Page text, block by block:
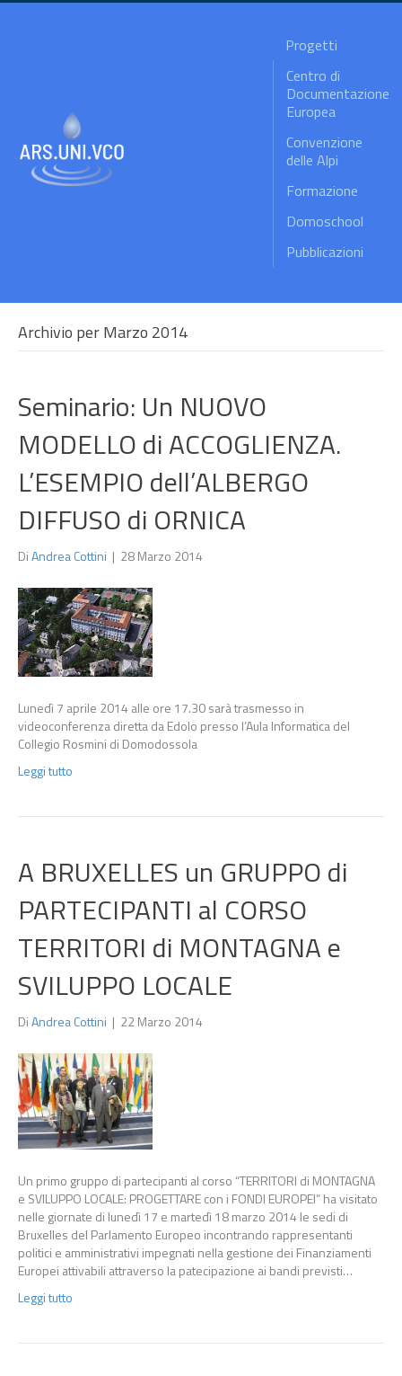
Progetti
Centro di
Documentazione
Europea
Convenzione
delle Alpi
Formazione
Domoschool
Pubblicazioni
Archivio per Marzo 2014
Seminario: Un NUOVO
MODELLO di ACCOGLIENZA.
L’ESEMPIO dell’ALBERGO
DIFFUSO di ORNICA
DiAndrea Cottini | 28 Marzo 2014
Lunedì 7 aprile 2014 alle ore 17.30 sarà trasmesso in
videoconferenza diretta da Edolo presso l’Aula Informatica del
Collegio Rosmini di Domodossola
Leggi tutto
A BRUXELLES un GRUPPO di
PARTECIPANTI al CORSO
TERRITORI di MONTAGNA e
SVILUPPO LOCALE
DiAndrea Cottini | 22 Marzo 2014
Un primo gruppo di partecipanti al corso “TERRITORI di MONTAGNA
e SVILUPPO LOCALE: PROGETTARE con i FONDI EUROPEI” ha visitato
nelle giornate di lunedì 17 e martedì 18 marzo 2014 le sedi di
Bruxelles del Parlamento Europeo incontrando rappresentanti
politici e amministrativi impegnati nella gestione dei Finanziamenti
Europei attivabili attraverso la patecipazione ai bandi previsti…
Leggi tutto